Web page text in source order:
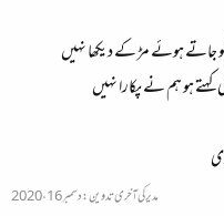
جاتے ہوئے مڑ کے دیکھا نہیں
کہتے ہو ہم نے پکارا نہیں
مدیر کی آخری تدوین:دسمبر 16، 2020